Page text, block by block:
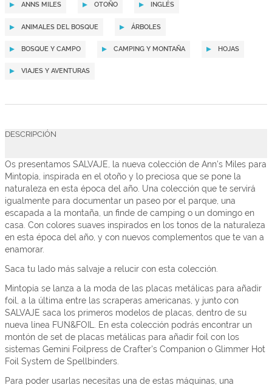
ANNS MILES OTOÑO INGLÉS
ANIMALES DEL BOSQUE ÁRBOLES
BOSQUE Y CAMPO CAMPING Y MONTAÑA HOJAS
VIAJES Y AVENTURAS
DESCRIPCIÓN
Os presentamos SALVAJE, la nueva colección de Ann's Miles para
Mintopía, inspirada en el otoño y lo preciosa que se pone la
naturaleza en esta época del año. Una colección que te servirá
igualmente para documentar un paseo por el parque, una
escapada a la montaña, un finde de camping o un domingo en
casa. Con colores suaves inspirados en los tonos de la naturaleza
en esta época del año, y con nuevos complementos que te van a
enamorar.
Saca tu lado más salvaje a relucir con esta colección.
Mintopía se lanza a la moda de las placas metálicas para añadir
foil, a la última entre las scraperas americanas, y junto con
SALVAJE saca los primeros modelos de placas, dentro de su
nueva línea FUN&FOIL. En esta colección podrás encontrar un
montón de set de placas metálicas para añadir foil con los
sistemas Gemini Foilpress de Crafter's Companion o Glimmer Hot
Foil System de Spellbinders.
Para poder usarlas necesitas una de estas máquinas, una